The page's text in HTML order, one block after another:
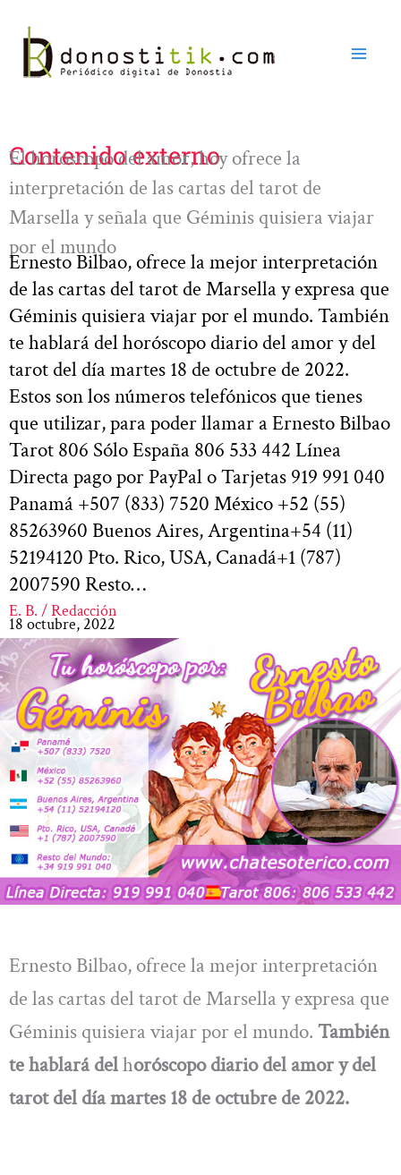
contenido
Contenido externo
El horóscopo del amor, hoy ofrece la
interpretación de las cartas del tarot de
Marsella y señala que Géminis quisiera viajar
por el mundo
Ernesto Bilbao, ofrece la mejor interpretación
de las cartas del tarot de Marsella y expresa que
Géminis quisiera viajar por el mundo. También
te hablará del horóscopo diario del amor y del
tarot del día martes 18 de octubre de 2022.
Estos son los números telefónicos que tienes
que utilizar, para poder llamar a Ernesto Bilbao
Tarot 806 Sólo España 806 533 442 Línea
Directa pago por PayPal o Tarjetas 919 991 040
Panamá +507 (833) 7520 México +52 (55)
85263960 Buenos Aires, Argentina+54 (11)
52194120 Pto. Rico, USA, Canadá+1 (787)
2007590 Resto…
E. B. / Redacción
18 octubre, 2022
Ernesto Bilbao, ofrece la mejor interpretación
de las cartas del tarot de Marsella y expresa que
Géminis quisiera viajar por el mundo. También
te hablará delhoróscopo diario del amor y del
tarot del día martes 18 de octubre de 2022.